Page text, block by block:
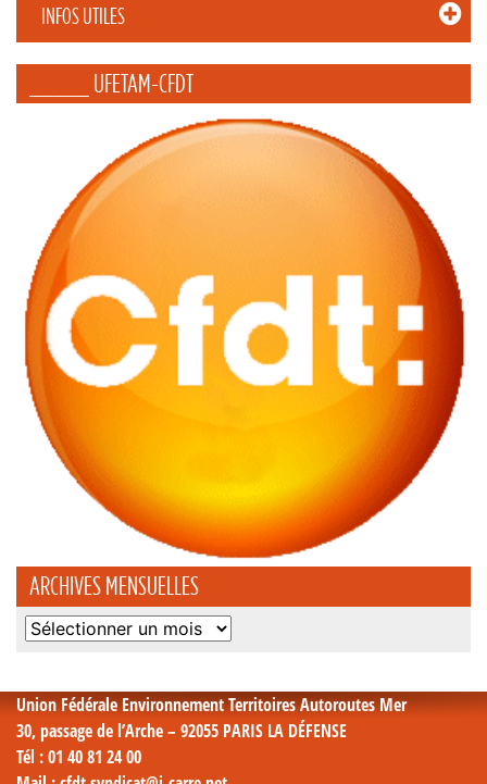
INFOS UTILES
_____ UFETAM-CFDT
ARCHIVES MENSUELLES
Archives
Union Fédérale Environnement Territoires Autoroutes Mer
30, passage de l’Arche – 92055 PARIS LA DÉFENSE
Tél : 01 40 81 24 00